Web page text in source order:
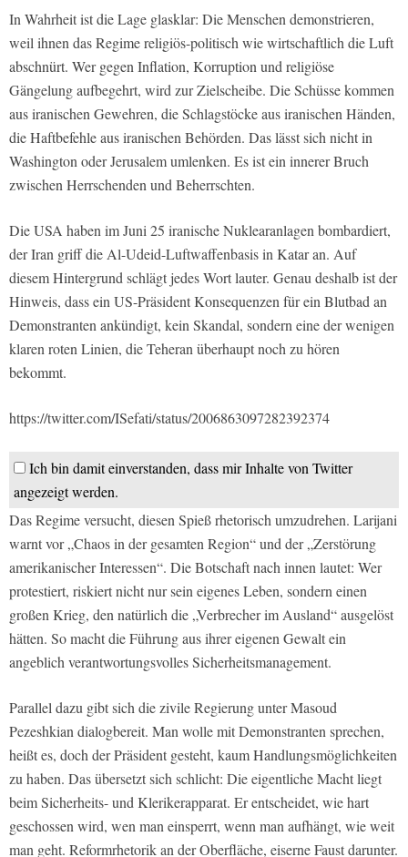
In Wahrheit ist die Lage glasklar: Die Menschen demonstrieren,
weil ihnen das Regime religiös-politisch wie wirtschaftlich die Luft
abschnürt. Wer gegen Inflation, Korruption und religiöse
Gängelung aufbegehrt, wird zur Zielscheibe. Die Schüsse kommen
aus iranischen Gewehren, die Schlagstöcke aus iranischen Händen,
die Haftbefehle aus iranischen Behörden. Das lässt sich nicht in
Washington oder Jerusalem umlenken. Es ist ein innerer Bruch
zwischen Herrschenden und Beherrschten.
Die USA haben im Juni 25 iranische Nuklearanlagen bombardiert,
der Iran griff die Al-Udeid-Luftwaffenbasis in Katar an. Auf
diesem Hintergrund schlägt jedes Wort lauter. Genau deshalb ist der
Hinweis, dass ein US-Präsident Konsequenzen für ein Blutbad an
Demonstranten ankündigt, kein Skandal, sondern eine der wenigen
klaren roten Linien, die Teheran überhaupt noch zu hören
bekommt.
https://twitter.com/ISefati/status/2006863097282392374
Ich bin damit einverstanden, dass mir Inhalte von Twitter
angezeigt werden.
Das Regime versucht, diesen Spieß rhetorisch umzudrehen. Larijani
warnt vor „Chaos in der gesamten Region“ und der „Zerstörung
amerikanischer Interessen“. Die Botschaft nach innen lautet: Wer
protestiert, riskiert nicht nur sein eigenes Leben, sondern einen
großen Krieg, den natürlich die „Verbrecher im Ausland“ ausgelöst
hätten. So macht die Führung aus ihrer eigenen Gewalt ein
angeblich verantwortungsvolles Sicherheitsmanagement.
Parallel dazu gibt sich die zivile Regierung unter Masoud
Pezeshkian dialogbereit. Man wolle mit Demonstranten sprechen,
heißt es, doch der Präsident gesteht, kaum Handlungsmöglichkeiten
zu haben. Das übersetzt sich schlicht: Die eigentliche Macht liegt
beim Sicherheits- und Klerikerapparat. Er entscheidet, wie hart
geschossen wird, wen man einsperrt, wenn man aufhängt, wie weit
man geht. Reformrhetorik an der Oberfläche, eiserne Faust darunter.